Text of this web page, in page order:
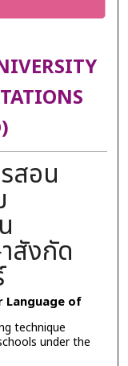
สอน
สังกัด
Language of
technique
under the